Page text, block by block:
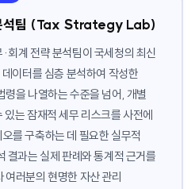
석팀 (Tax Strategy Lab)
회계 전략 분석팀이 국세청의 최신
이터를 심층 분석하여 작성한
을 나열하는 수준을 넘어, 개별
는 잠재적 세무 리스크를 사전에
를 구축하는 데 필요한 실무적
결과는 실제 판례와 통계적 근거를
러분의 현명한 자산 관리